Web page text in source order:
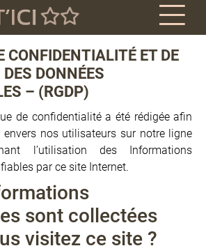
CONFIDENTIALITÉ ET DE
DONNÉES
– (RGDP)
de confidentialité a été rédigée afin
envers nos utilisateurs sur notre ligne
l’utilisation des Informations
par ce site Internet.
sont collectées
visitez ce site ?